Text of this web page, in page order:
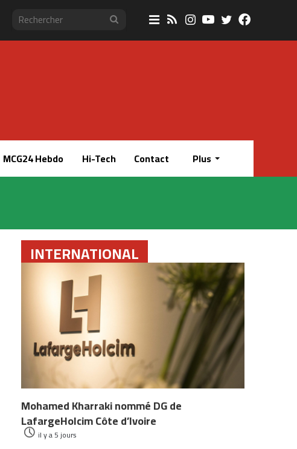
RechercherSidebar
(barre
RSSInstagram
YouTube
Twitter
MCG24 Hebdo Hi-Tech Contact Plus
INTERNATIONAL
Mohamed Kharraki nommé DG de
LafargeHolcim Côte d’Ivoire
il y a 5 jours